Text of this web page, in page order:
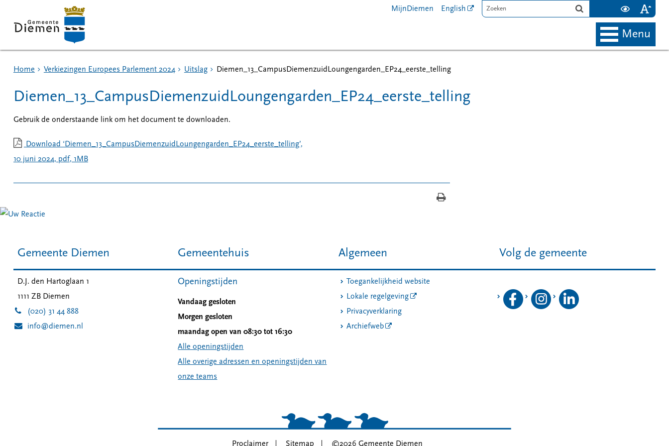
MijnDiemen English
menu
Home Verkiezingen Europees Parlement 2024 Uitslag Diemen_13_CampusDiemenzuidLoungengarden_EP24_eerste_telling
Diemen_13_CampusDiemenzuidLoungengarden_EP24_eerste_telling
Gebruik de onderstaande link om het document te downloaden.
Download ‘Diemen_13_CampusDiemenzuidLoungengarden_EP24_eerste_telling’,
10 juni 2024, pdf, 1MB
Gemeente Diemen
D.J. den Hartoglaan 1
1111 ZB Diemen
(020) 31 44 888
info@diemen.nl
Gemeentehuis
Openingstijden
Vandaag gesloten
Morgen gesloten
maandag open van 08:30 tot 16:30
Alle openingstijden
Alle overige adressen en openingstijden van
onze teams
Algemeen
Toegankelijkheid website
Lokale regelgeving
Privacyverklaring
Archiefweb
Volg de gemeente
Proclaimer Sitemap ©2026 Gemeente Diemen